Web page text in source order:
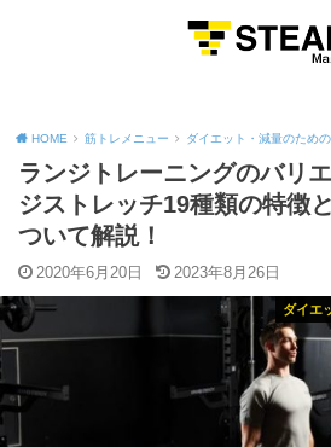
HOME 筋トレメニュー ダイエット・減量のため
ランジトレーニングのバリ
ジストレッチ19種類の特徴
ついて解説！
2020年6月20日 2023年8月26日
ダイエ